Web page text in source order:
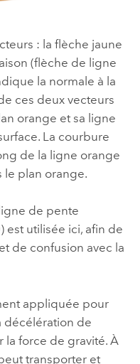
: la flèche jaune
(flèche de ligne
la normale à la
ces deux vecteurs
orange et sa ligne
La courbure
de la ligne orange
le plan orange.
de pente
est utilisée ici, afin de
de confusion avec la
appliquée pour
décélération de
la force de gravité. À
transporter et